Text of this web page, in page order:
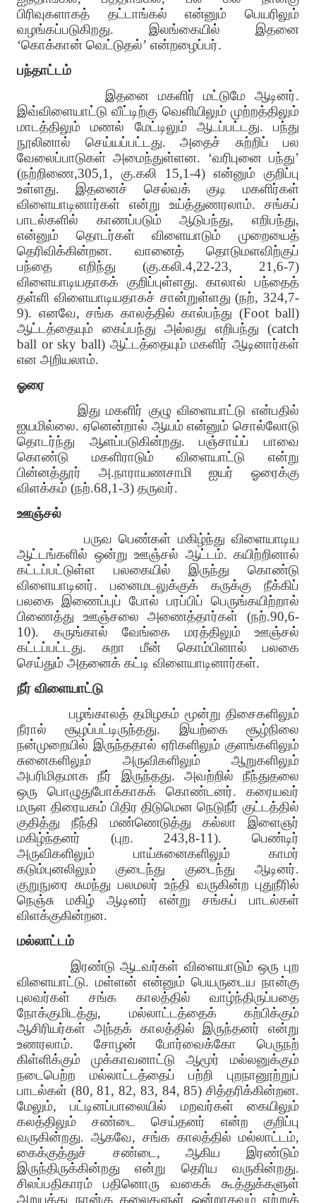
பிரிவுகளாகத் தட்டாங்கல் என்னும் பெயரிலும்
வழங்கப்படுகிறது. இலங்கையில் இதனை
‘கொக்கான் வெட்டுதல்’ என்றழைப்பர்.
பந்தாட்டம்
இதனை மகளிர் மட்டுமே ஆடினர்.
இவ்விளையாட்டு வீட்டிற்கு வெளியிலும் முற்றத்திலும்
மாடத்திலும் மணல் மேட்டிலும் ஆடப்பட்டது. பந்து
நூலினால் செய்யப்பட்டது. அதைச் சுற்றிப் பல
வேலைப்பாடுகள் அமைந்துள்ளன. ‘வரிபுனை பந்து’
(நற்றிணை,305,1, கு.கலி 15,1-4) என்னும் குறிப்பு
உள்ளது. இதனைச் செல்வக் குடி மகளிர்கள்
விளையாடினார்கள் என்று உய்த்துணரலாம். சங்கப்
பாடல்களில் காணப்படும் ஆடுபந்து, எறிபந்து,
என்னும் தொடர்கள் விளையாடும் முறையைத்
தெரிவிக்கின்றன. வானைத் தொடுமளவிற்குப்
பந்தை எறிந்து (கு.கலி.4,22-23, 21,6-7)
விளையாடியதாகக் குறிப்புள்ளது. காலால் பந்தைத்
தள்ளி விளையாடியதாகச் சான்றுள்ளது (நற், 324,7-
9). எனவே, சங்க காலத்தில் கால்பந்து (Foot ball)
ஆட்டத்தையும் கைப்பந்து அல்லது எறிபந்து (catch
ball or sky ball) ஆட்டத்தையும் மகளிர் ஆடினார்கள்
என அறியலாம்.
ஓரை
இது மகளிர் குழு விளையாட்டு என்பதில்
ஐயமில்லை. ஏனென்றால் ஆயம் என்னும் சொல்லோடு
தொடர்ந்து ஆளப்படுகின்றது. பஞ்சாய்ப் பாவை
கொண்டு மகளிராடும் விளையாட்டு என்று
பின்னத்தூர் அ.நாராயணசாமி ஐயர் ஓரைக்கு
விளக்கம் (நற்.68,1-3) தருவர்.
ஊஞ்சல்
பருவ பெண்கள் மகிழ்ந்து விளையாடிய
ஆட்டங்களில் ஒன்று ஊஞ்சல் ஆட்டம். கயிற்றினால்
கட்டப்பட்டுள்ள பலகையில் இருந்து கொண்டு
விளையாடினர். பனைமடலுக்குக் கருக்கு நீக்கிப்
பலகை இணைப்புப் போல் பரப்பிப் பெருங்கயிற்றால்
பிணைத்து ஊஞ்சலை அணைத்தார்கள் (நற்.90,6-
10). கருங்கால் வேங்கை மரத்திலும் ஊஞ்சல்
கட்டப்பட்டது. சுறா மீன் கொம்பினால் பலகை
செய்தும் அதனைக் கட்டி விளையாடினார்கள்.
நீர் விளையாட்டு
பழங்காலத் தமிழகம் மூன்று திசைகளிலும்
நீரால் சூழப்பட்டிருந்தது. இயற்கை சூழ்நிலை
நன்முறையில் இருந்ததால் ஏரிகளிலும் குளங்களிலும்
சுனைகளிலும் அருவிகளிலும் ஆறுகளிலும்
அபரிமிதமாக நீர் இருந்தது. அவற்றில் நீந்துதலை
ஒரு பொழுதுபோக்காகக் கொண்டனர். கரையவர்
மருள திரையகம் பிதிர திடுமென நெடுநீர் குட்டத்தில்
குதித்து நீந்தி மண்ணெடுத்து கல்லா இளைஞர்
மகிழ்ந்தனர் (புற. 243,8-11). பெண்டிர்
அருவிகளிலும் பாய்சுனைகளிலும் காமர்
கடும்புனலிலும் குடைந்து குடைந்து ஆடினர்.
குறுநுரை சுமந்து பலமலர் உந்தி வருகின்ற புதுநீரில்
நெஞ்சு மகிழ் ஆடினர் என்று சங்கப் பாடல்கள்
விளக்குகின்றன.
மல்லாட்டம்
இரண்டு ஆடவர்கள் விளையாடும் ஒரு புற
விளையாட்டு. மள்ளன் என்னும் பெயருடைய நான்கு
புலவர்கள் சங்க காலத்தில் வாழ்ந்திருப்பதை
நோக்குமிடத்து, மல்லாட்டத்தைக் கற்பிக்கும்
ஆசிரியர்கள் அந்தக் காலத்தில் இருந்தனர் என்று
உணரலாம். சோழன் போர்வைக்கோ பெருநற்
கிள்ளிக்கும் முக்காவனாட்டு ஆமூர் மல்லனுக்கும்
நடைபெற்ற மல்லாட்டத்தைப் பற்றி புறநானூற்றுப்
பாடல்கள் (80, 81, 82, 83, 84, 85) சித்தரிக்கின்றன.
மேலும், பட்டினப்பாலையில் மறவர்கள் கையிலும்
கலத்திலும் சண்டை செய்தனர் என்ற குறிப்பு
வருகின்றது. ஆகவே, சங்க காலத்தில் மல்லாட்டம்,
கைக்குத்துச் சண்டை, ஆகிய இரண்டும்
இருந்திருக்கின்றது என்று தெரிய வருகின்றது.
சிலப்பதிகாரம் பதினொரு வகைக் கூத்துக்களுள்
அறுபத்து நான்கு கலைகளுள் ஒன்றாகவும் ஏற்றுக்